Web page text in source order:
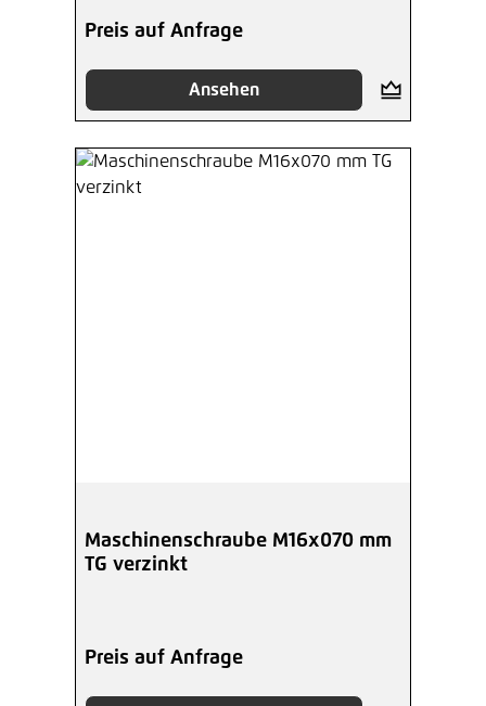
Preis auf Anfrage
Ansehen
Maschinenschraube M16x070 mm
TG verzinkt
Preis auf Anfrage